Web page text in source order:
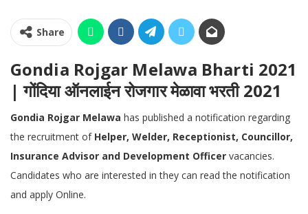
Share
Gondia Rojgar Melawa Bharti 2021
| गोंदिया ऑनलाईन रोजगार मेळावा भरती 2021
Gondia Rojgar Melawa has published a notification regarding
the recruitment ofHelper, Welder, Receptionist, Councillor,
Insurance Advisor and Development Officer vacancies.
Candidates who are interested in they can read the notification
and apply Online.